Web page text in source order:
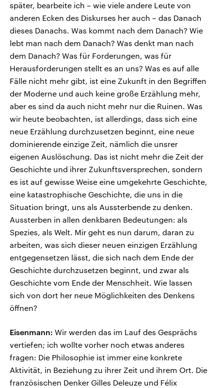
später, bearbeite ich – wie viele andere Leute von
anderen Ecken des Diskurses her auch – das Danach
dieses Danachs. Was kommt nach dem Danach? Wie
lebt man nach dem Danach? Was denkt man nach
dem Danach? Was für Forderungen, was für
Herausforderungen stellt es an uns? Was es auf alle
Fälle nicht mehr gibt, ist eine Zukunft in den Begriffen
der Moderne und auch keine große Erzählung mehr,
aber es sind da auch nicht mehr nur die Ruinen. Was
wir heute beobachten, ist allerdings, dass sich eine
neue Erzählung durchzusetzen beginnt, eine neue
dominierende einzige Zeit, nämlich die unsrer
eigenen Auslöschung. Das ist nicht mehr die Zeit der
Geschichte und ihrer Zukunftsversprechen, sondern
es ist auf gewisse Weise eine umgekehrte Geschichte,
eine katastrophische Geschichte, die uns in die
Situation bringt, uns als Aussterbende zu denken.
Aussterben in allen denkbaren Bedeutungen: als
Spezies, als Welt. Mir geht es nun darum, daran zu
arbeiten, was sich dieser neuen einzigen Erzählung
entgegensetzen lässt, die sich nach dem Ende der
Geschichte durchzusetzen beginnt, und zwar als
Geschichte vom Ende der Menschheit. Wie lassen
sich von dort her neue Möglichkeiten des Denkens
öffnen?
Eisenmann: Wir werden das im Lauf des Gesprächs
vertiefen; ich wollte vorher noch etwas anderes
fragen: Die Philosophie ist immer eine konkrete
Aktivität, in Beziehung zu ihrer Zeit und ihrem Ort. Die
französischen Denker Gilles Deleuze und Félix